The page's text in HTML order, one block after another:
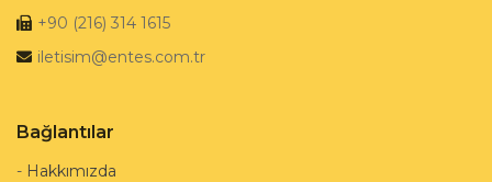
+90 (216) 314 1615
iletisim@entes.com.tr
Bağlantılar
- Hakkımızda